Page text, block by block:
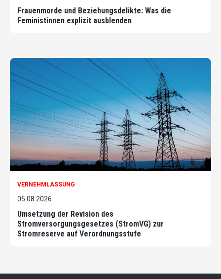
Frauenmorde und Beziehungsdelikte: Was die
Feministinnen explizit ausblenden
VERNEHMLASSUNG
05.08.2026
Umsetzung der Revision des
Stromversorgungsgesetzes (StromVG) zur
Stromreserve auf Verordnungsstufe